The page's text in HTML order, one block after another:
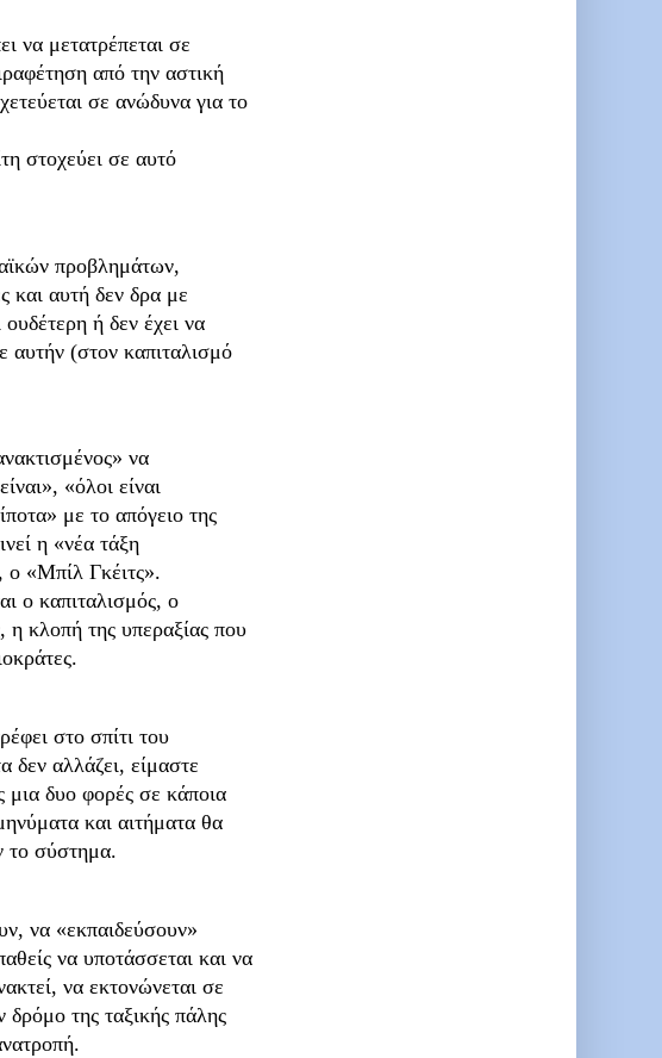
να μετατρέπεται σε
από την αστική
σε ανώδυνα για το
στοχεύει σε αυτό
προβλημάτων,
και αυτή δεν δρα με
ή δεν έχει να
αυτήν (στον καπιταλισμό
να
«όλοι είναι
με το απόγειο της
η «νέα τάξη
«Μπίλ Γκέιτς».
ο καπιταλισμός, ο
η κλοπή της υπεραξίας που
στο σπίτι του
δεν αλλάζει, είμαστε
μια δυο φορές σε κάποια
και αιτήματα θα
το σύστημα.
να «εκπαιδεύσουν»
να υποτάσσεται και να
να εκτονώνεται σε
δρόμο της ταξικής πάλης